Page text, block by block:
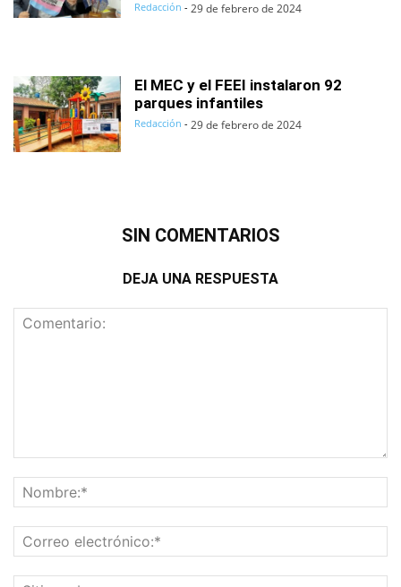
Redacción - 29 de febrero de 2024
El MEC y el FEEI instalaron 92
parques infantiles
Redacción - 29 de febrero de 2024
SIN COMENTARIOS
DEJA UNA RESPUESTA